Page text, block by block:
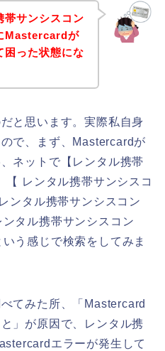
帯サンシスコン
Mastercardが
困った状態にな
と思います。実際私自身
で、まず、Mastercardが
ネットで【レンタル携帯
レンタル携帯サンシスコ
タル携帯サンシスコン
タル携帯サンシスコン
う感じで検索をしてみま
てみた所、「Mastercard
」が原因で、レンタル携
エラーが発生して